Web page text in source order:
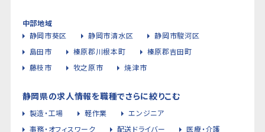
中部地域
静岡市葵区
静岡市清水区
静岡市駿河区
島田市
榛原郡川根本町
榛原郡吉田町
藤枝市
牧之原市 焼津市
静岡県の求人情報を職種でさらに絞りこむ
製造・工場 軽作業
エンジニア
事務・オフィスワーク
配送ドライバー
医療・介護